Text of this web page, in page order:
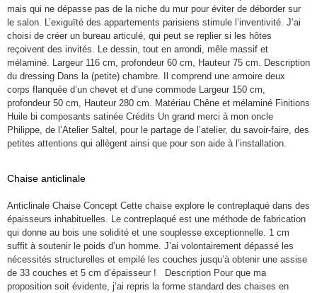
mais qui ne dépasse pas de la niche du mur pour éviter de déborder sur
le salon. L’exiguïté des appartements parisiens stimule l’inventivité. J’ai
choisi de créer un bureau articulé, qui peut se replier si les hôtes
reçoivent des invités. Le dessin, tout en arrondi, mêle massif et
mélaminé. Largeur 116 cm, profondeur 60 cm, Hauteur 75 cm. Description
du dressing Dans la (petite) chambre. Il comprend une armoire deux
corps flanquée d’un chevet et d’une commode Largeur 150 cm,
profondeur 50 cm, Hauteur 280 cm. Matériau Chêne et mélaminé Finitions
Huile bi composants satinée Crédits Un grand merci à mon oncle
Philippe, de l’Atelier Saltel, pour le partage de l’atelier, du savoir-faire, des
petites attentions qui allègent ainsi que pour son aide à l’installation.
Chaise anticlinale
Anticlinale Chaise Concept Cette chaise explore le contreplaqué dans des
épaisseurs inhabituelles. Le contreplaqué est une méthode de fabrication
qui donne au bois une solidité et une souplesse exceptionnelle. 1 cm
suffit à soutenir le poids d’un homme. J’ai volontairement dépassé les
nécessités structurelles et empilé les couches jusqu’à obtenir une assise
de 33 couches et 5 cm d’épaisseur ! Description Pour que ma
proposition soit évidente, j’ai repris la forme standard des chaises en